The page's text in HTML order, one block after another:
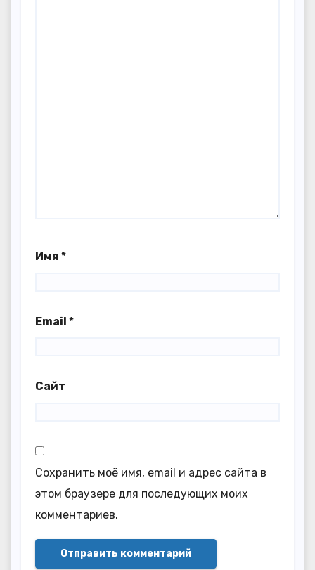
Имя *
Email *
Сайт
Сохранить моё имя, email и адрес сайта в
этом браузере для последующих моих
комментариев.